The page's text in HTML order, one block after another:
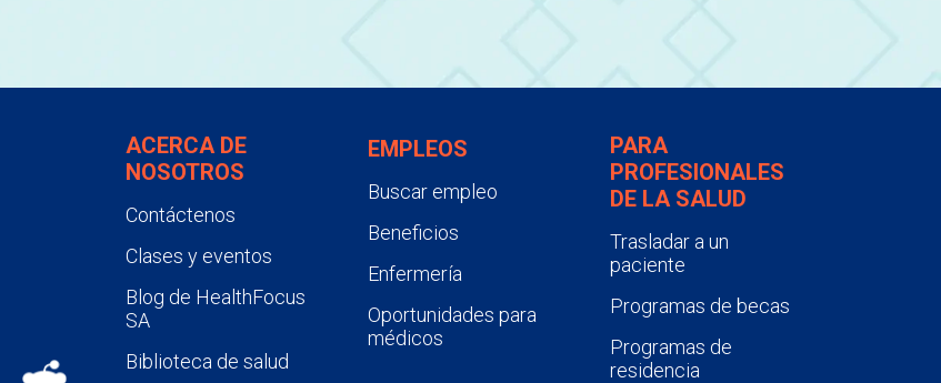
ACERCA DE
NOSOTROS
Contáctenos
Clases y eventos
Blog de HealthFocus
SA
Biblioteca de salud
EMPLEOS
Buscar empleo
Beneficios
Enfermería
Oportunidades para
médicos
PARA
PROFESIONALES
DE LA SALUD
Trasladar a un
paciente
Programas de becas
Programas de
residencia